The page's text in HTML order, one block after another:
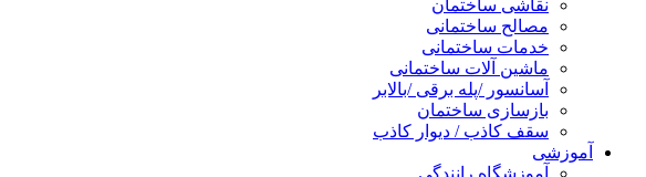
نقاشی ساختمان
مصالح ساختمانی
خدمات ساختمانی
ماشین آلات ساختمانی
آسانسور /پله برقی /بالابر
بازسازی ساختمان
سقف کاذب / دیوار کاذب
آموزشی